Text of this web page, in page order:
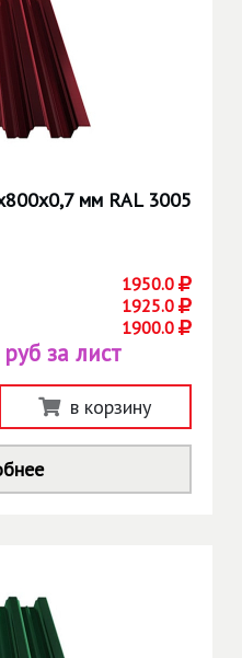
мм RAL 3005
1950.0
1925.0
1900.0
за лист
в корзину